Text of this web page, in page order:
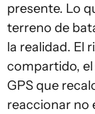
presente. Lo
terreno de
la realidad. El
compartido,
GPS que
reaccionar no